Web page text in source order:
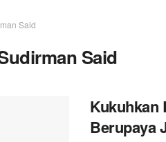
Said
Said
Kukuhkan
Berupaya